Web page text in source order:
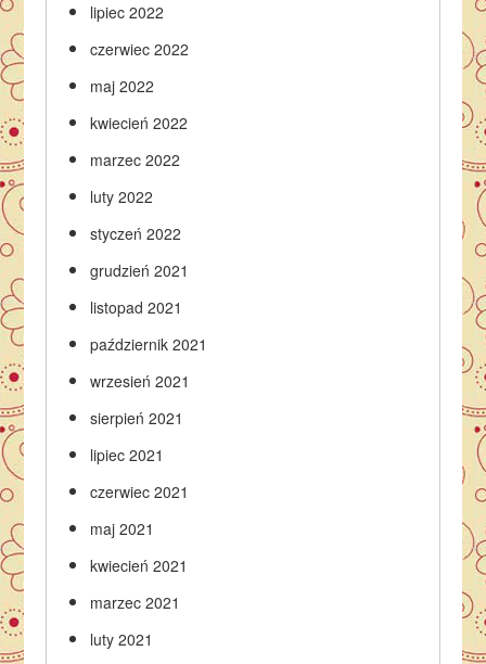
lipiec 2022
czerwiec 2022
maj 2022
kwiecień 2022
marzec 2022
luty 2022
styczeń 2022
grudzień 2021
listopad 2021
październik 2021
wrzesień 2021
sierpień 2021
lipiec 2021
czerwiec 2021
maj 2021
kwiecień 2021
marzec 2021
luty 2021